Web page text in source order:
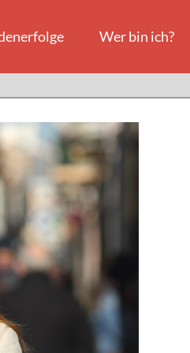
Wer bin ich?